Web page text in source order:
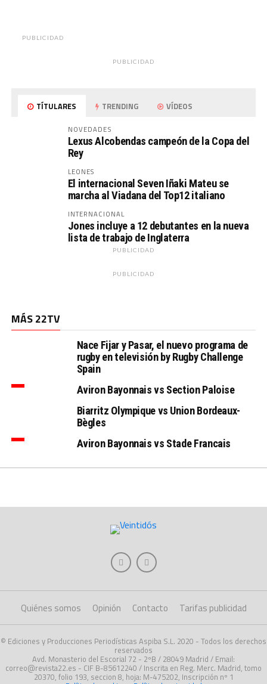
PUBLICIDAD
PUBLICIDAD
TÍTULARES TRENDING VÍDEOS
NOVEDADES
Lexus Alcobendas campeón de la Copa del
Rey
LEONES
El internacional Seven Iñaki Mateu se
marcha al Viadana del Top12 italiano
INTERNACIONAL
Jones incluye a 12 debutantes en la nueva
lista de trabajo de Inglaterra
PUBLICIDAD
PUBLICIDAD
MÁS 22TV
Nace Fijar y Pasar, el nuevo programa de
rugby en televisión by Rugby Challenge
Spain
Aviron Bayonnais vs Section Paloise
Biarritz Olympique vs Union Bordeaux-
Bègles
Aviron Bayonnais vs Stade Francais
Quiénes somos Opinión Contacto Tarifas publicidad
© Ediciones y Producciones Periodísticas Aspiba S.L. 2020 - Todos los derechos
reservados
Avd. Monasterio del Escorial 72 - 2ºB / 28049 Madrid / Email:
correo@revista22.es - CIF B-85612240 / Inscrita en Reg. Merc. Madrid, tomo
20370, folio 193, seccion 8, hoja: M-475202, Inscripción nº 1